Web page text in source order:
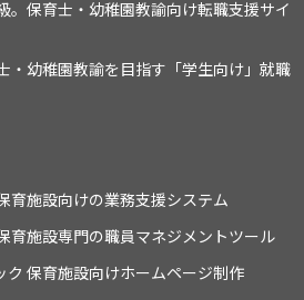
。保育士・幼稚園教諭向け転職支援サイ
・幼稚園教諭を目指す「学生向け」就職
育施設向けの業務支援システム
育施設専門の職員マネジメントツール
保育施設向けホームページ制作